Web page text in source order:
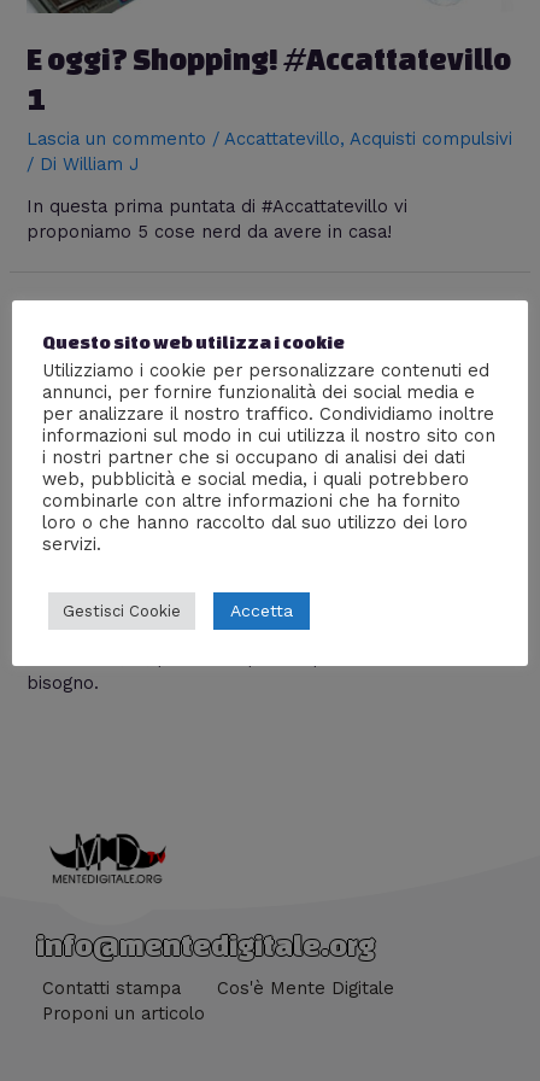
E oggi? Shopping! #Accattatevillo
1
Lascia un commento / Accattatevillo, Acquisti compulsivi
/ DiWilliam J
In questa prima puntata di #Accattatevillo vi
proponiamo 5 cose nerd da avere in casa!
The Walking Dead – Davvero vi
lamentate della nuova season
premiere?
Nerd World,Serie tv,Televisione / DiWilliam J
“The Walking Dead” season premiere: Ma seriamente?
Seriamente ci si sta lamentando della troppa violenza
spettacolo puro! Finalmente un episodio degno di
questa serie, un episodio di pathos, suspence e tanta
bisogno.
info@mentedigitale.org
Contatti stampa
Cos'è Mente Digitale
Proponi un articolo
Questo sito web utilizza i cookie
Utilizziamo i cookie per personalizzare contenuti ed
annunci, per fornire funzionalità dei social media e
per analizzare il nostro traffico. Condividiamo inoltre
informazioni sul modo in cui utilizza il nostro sito con
i nostri partner che si occupano di analisi dei dati
web, pubblicità e social media, i quali potrebbero
combinarle con altre informazioni che ha fornito
loro o che hanno raccolto dal suo utilizzo dei loro
servizi.
Gestisci Cookie Accetta